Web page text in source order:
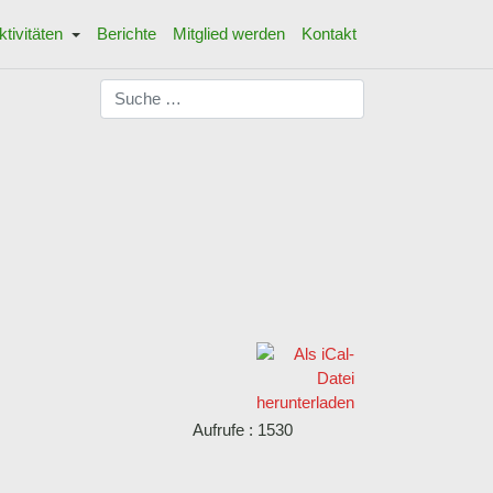
Berichte Mitglied werden Kontakt
Suchen
Aufrufe : 1530